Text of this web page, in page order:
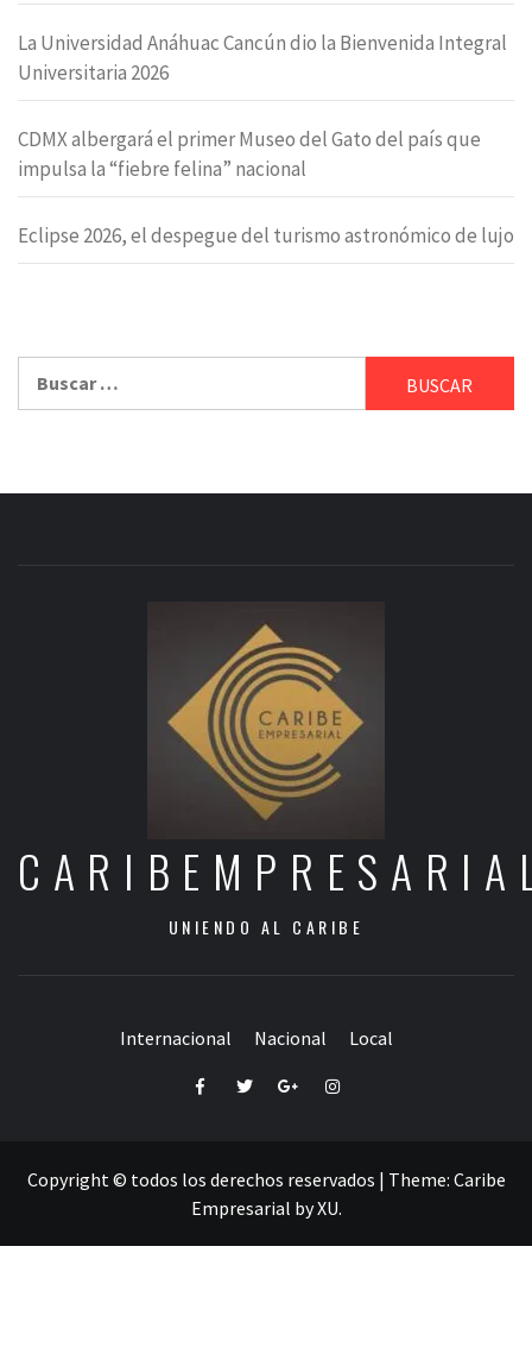
La Universidad Anáhuac Cancún dio la Bienvenida Integral
Universitaria 2026
CDMX albergará el primer Museo del Gato del país que
impulsa la “fiebre felina” nacional
Eclipse 2026, el despegue del turismo astronómico de lujo
UNIENDO AL CARIBE
Internacional Nacional Local
FacebookTwitterGoogle+Instagram
Copyright © todos los derechos reservados | Theme: Caribe
Empresarial byXU.